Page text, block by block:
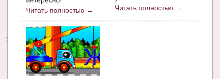
БЕРЕМЕННОСТЬ
Календарь беременности
Энциклопедия
МАМИНА БИБЛИОТЕКА
Читать полностью →
Читать полностью →